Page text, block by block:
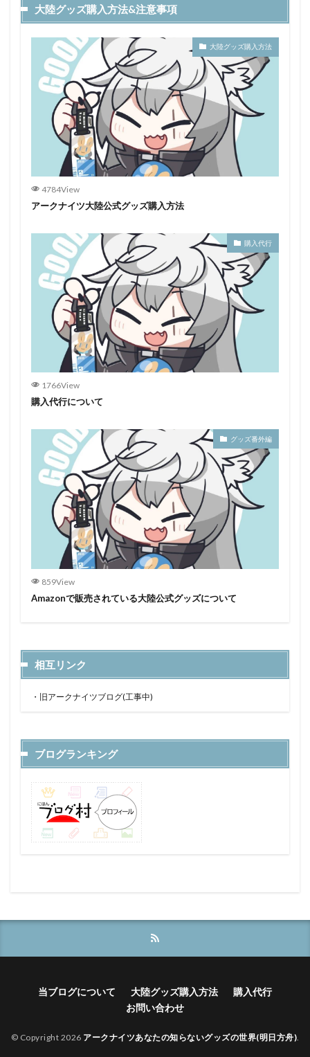
大陸グッズ購入方法&注意事項
大陸グッズ購入方法
4784View
アークナイツ大陸公式グッズ購入方法
購入代行
1766View
購入代行について
グッズ番外編
859View
Amazonで販売されている大陸公式グッズについて
相互リンク
・ 旧アークナイツブログ(工事中)
ブログランキング
当ブログについて 大陸グッズ購入方法
購入代行
お問い合わせ
© Copyright 2026 アークナイツあなたの知らないグッズの世界(明日方舟)